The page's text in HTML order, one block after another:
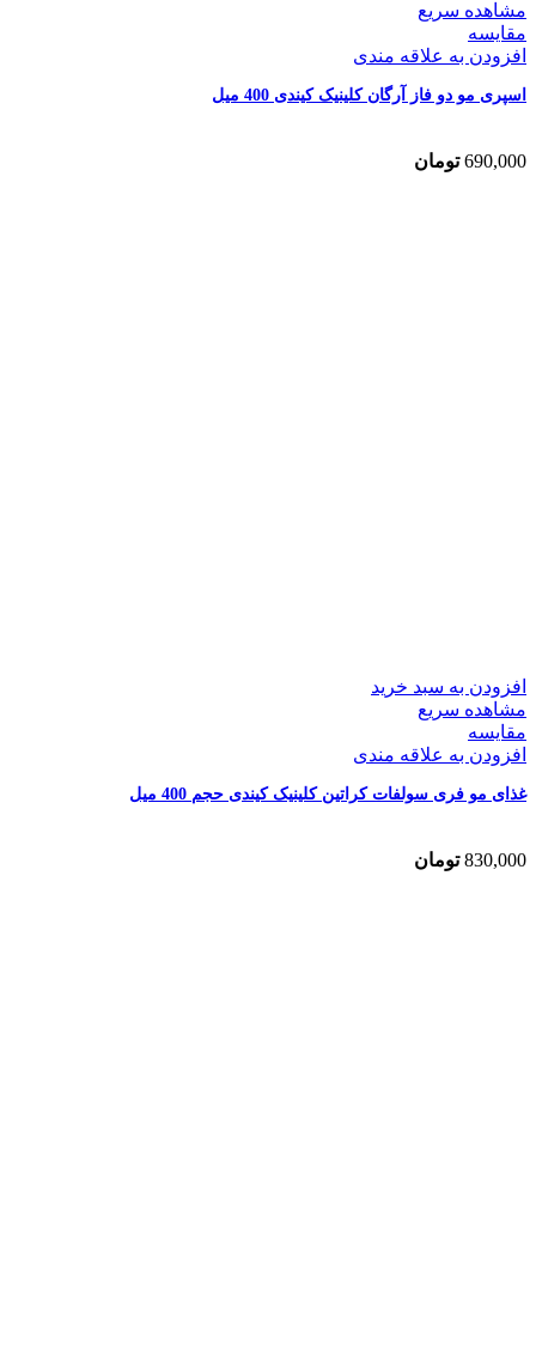
مشاهده سریع
مقایسه
افزودن به علاقه مندی
اسپری مو دو فاز آرگان کلینیک کیندی 400 میل
690,000 تومان
افزودن به سبد خرید
مشاهده سریع
مقایسه
افزودن به علاقه مندی
غذای مو فری سولفات کراتین کلینیک کیندی حجم 400 میل
830,000 تومان